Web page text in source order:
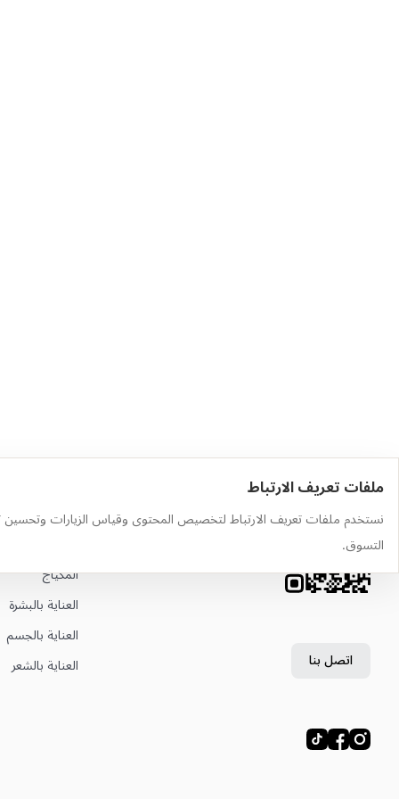
ملفات تعريف الارتباط
نستخدم ملفات تعريف الارتباط لتخصيص المحتوى وقياس الزيارات وتحسين
التسوق.
حمّل التطبيق
اتصل بنا
أهم الفئات
المكياج
العناية بالبشرة
العناية بالجسم
العناية بالشعر